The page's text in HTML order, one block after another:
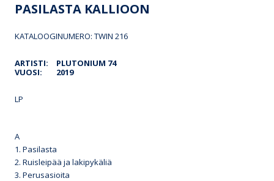
PASILASTA KALLIOON
KATALOOGINUMERO: TWIN 216
ARTISTI:
PLUTONIUM 74
VUOSI:
2019
LP
A
1. Pasilasta
2. Ruisleipää ja lakipykäliä
3. Perusasioita